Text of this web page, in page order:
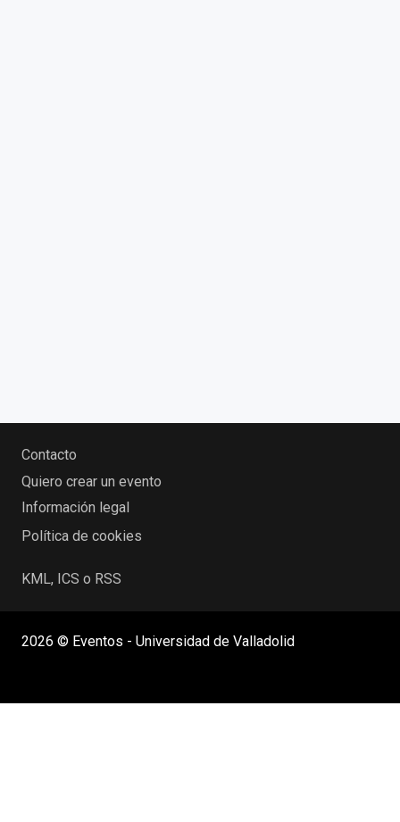
Contacto
Quiero crear un evento
Información legal
Política de cookies
KML, ICS o RSS
2026 © Eventos - Universidad de Valladolid